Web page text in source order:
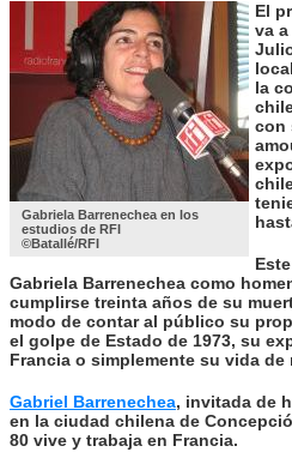
Hot tags
Cerrar
Hot tags
Cerrar
Oriente medio
Hot tags
Cerrar
África
Cerrar
Asia Pacífico
Hot tags
Cerrar
DEPORTES
CULTURA
SOCIEDAD
Economía
Hot tags
Cerrar
Gabriela Barrenechea en los
estudios de RFI
©Batallé/RFI
El
va
la
con
Gabriela Barrenechea como
cumplirse treinta años de su
modo de contar al público su
el golpe de Estado de 1973, su
Francia o simplemente su vida de
Gabriel Barrenechea, invitada de
en la ciudad chilena de
80 vive y trabaja en Francia.